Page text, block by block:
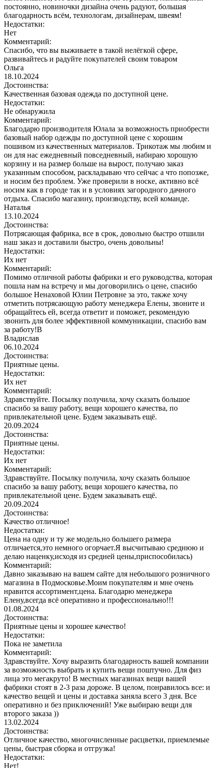
постоянно, новиночки дизайна очень радуют, большая
благодарность всём, технологам, дизайнерам, швеям!
Недостатки:
Нет
Комментарий:
Спасибо, что вы выживаете в такой нелёгкой сфере,
развивайтесь и радуйте покупателей своим товаром
Ольга
18.10.2024
Достоинства:
Качественная базовая одежда по доступной цене.
Недостатки:
Не обнаружила
Комментарий:
Благодарю производителя Юлала за возможность приобрести
базовый набор одежды по доступной цене с хорошим
пошивом из качественных материалов. Трикотаж мы любим и
он для нас ежедневный повседневный, набираю хорошую
корзину и на размер больше на вырост, получаю заказ
указанным способом, раскладываю что сейчас а что попозже,
и носим без проблем. Уже проверили в носке, активно всё
носим как в городе так и в условиях загородного дачного
отдыха. Спасибо магазину, производству, всей команде.
Наталья
13.10.2024
Достоинства:
Потрясающая фабрика, все в срок, довольно быстро отшили
наш заказ и доставили быстро, очень довольны!
Недостатки:
Их нет
Комментарий:
Помимо отличной работы фабрики и его руководства, которая
пошла нам на встречу и мы договорились о цене, спасибо
большое Ненаховой Юлии Петровне за это, также хочу
отметить потрясающую работу менеджера Елены, звоните и
обращайтесь ей, всегда ответит и поможет, рекомендую
звонить для более эффективной коммуникации, спасибо вам
за работу!В
Владислав
06.10.2024
Достоинства:
Приятные цены.
Недостатки:
Их нет
Комментарий:
Здравствуйте. Посылку получила, хочу сказать большое
спасибо за вашу работу, вещи хорошего качества, по
привлекательной цене. Будем заказывать ещё.
20.09.2024
Достоинства:
Приятные цены.
Недостатки:
Их нет
Комментарий:
Здравствуйте. Посылку получила, хочу сказать большое
спасибо за вашу работу, вещи хорошего качества, по
привлекательной цене. Будем заказывать ещё.
20.09.2024
Достоинства:
Качество отличное!
Недостатки:
Цена на одну и ту же модель,но большего размера
отличается,это немного огорчает.Я высчитываю среднюю и
делаю наценку,исходя из средней цены,приспособилась)
Комментарий:
Давно заказываю на вашем сайте для небольшого розничного
магазина в Подмосковье.Моим покупателям и мне очень
нравится ассортимент,цена. Благодарю менеджера
Елену,всегда всё оперативно и профессионально!!!
01.08.2024
Достоинства:
Приятные цены и хорошее качество!
Недостатки:
Пока не заметила
Комментарий:
Здравствуйте. Хочу выразить благодарность вашей компании
за возможность выбрать и купить вещи поштучно. Для физ
лица это мегакруто! В местных магазинах вещи вашей
фабрики стоят в 2-3 раза дороже. В целом, понравилось все: и
качество вещей и цены и доставка заняла всего 3 дня. Все
оперативно и без приключений! Уже выбираю вещи для
второго заказа ))
13.02.2024
Достоинства:
Отличное качество, многочисленные расцветки, приемлемые
цены, быстрая сборка и отгрузка!
Недостатки:
Нет!